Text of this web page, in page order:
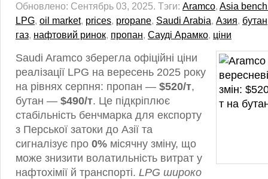
Обновлено: Сентябрь 03, 2025. Тэги: Aramco, Asia
LPG, oil market, prices, propane, Saudi Arabia, Азия, бутан
газ, нафтовий ринок, пропан, Сауді Арамко, ціни
Saudi Aramco зберегла офіційні ціни
реалізації LPG на вересень 2025 року
на рівнях серпня: пропан — $520/т,
бутан — $490/т. Це підкріплює
стабільність бенчмарка для експорту
з Перської затоки до Азії та
сигналізує про 0% місячну зміну, що
може знизити волатильність витрат у
нафтохімії й транспорті. LPG широко